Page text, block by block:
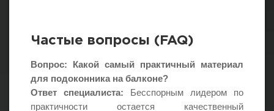
Частые вопросы (FAQ)
Вопрос: Какой самый практичный материал
для подоконника на балконе?
Ответ специалиста: Бесспорным лидером по
практичности остается качественный